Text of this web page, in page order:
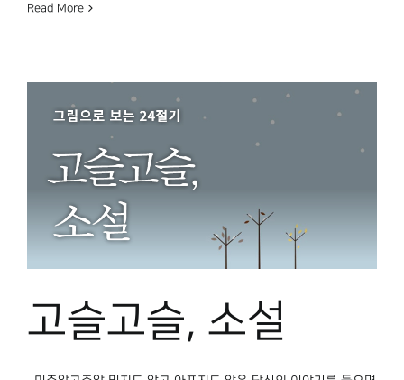
Read More
고슬고슬, 소설